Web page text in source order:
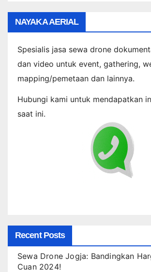
NAYAKA AERIAL
Spesialis jasa sewa drone
dan video untuk event, gathering,
mapping/pemetaan dan lainnya.
Hubungi kami untuk mendapatkan
saat ini.
Recent Posts
Sewa Drone Jogja: Bandingkan
Cuan 2024!